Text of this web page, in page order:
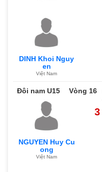
DINH Khoi Nguy
en
Việt Nam
Đôi nam U15 Vòng 16
NGUYEN Huy Cu
ong
Việt Nam
3